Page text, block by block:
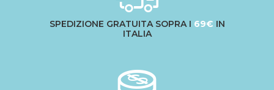
SPEDIZIONE GRATUITA SOPRA I 69€ IN
ITALIA